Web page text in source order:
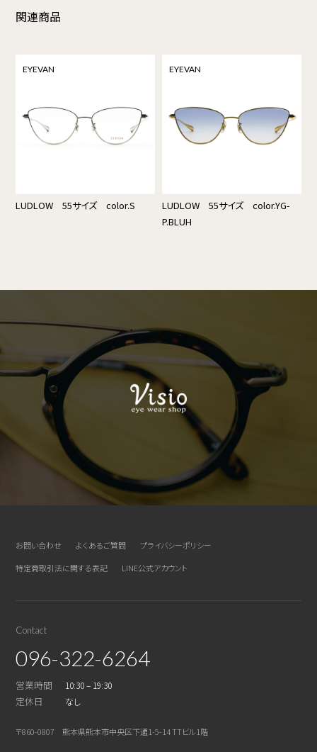
関連商品
EYEVAN
LUDLOW 55サイズ color.S
EYEVAN
LUDLOW 55サイズ color.YG-
P.BLUH
お問い合わせ よくあるご質問
プライバシーポリシー
特定商取引法に関する表記
LINE公式アカウント
Contact
096-322-6264
営業時間 10:30 – 19:30
定休日 なし
〒860-0807 熊本県熊本市中央区下通1-5-14 TTビル1階